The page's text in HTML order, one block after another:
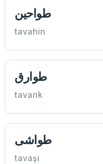
طواحين
tavahin
طوارق
tavarik
طواشی
tavaşi